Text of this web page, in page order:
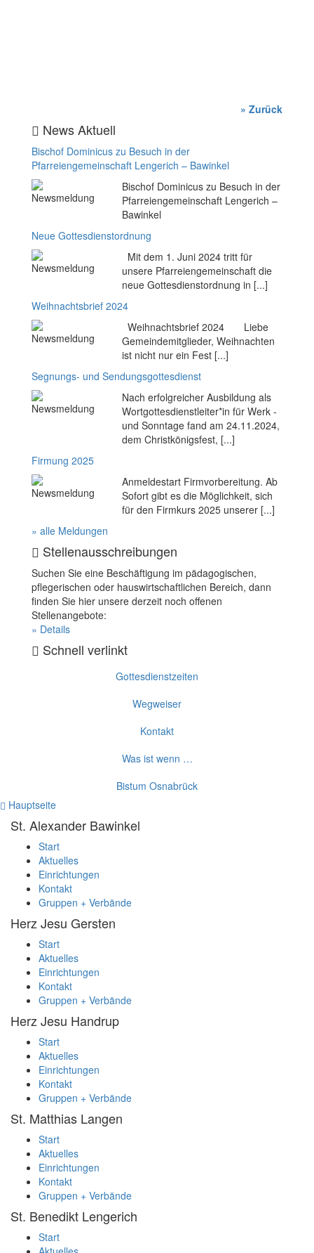
» Zurück
News Aktuell
Bischof Dominicus zu Besuch in der
Pfarreiengemeinschaft Lengerich – Bawinkel
Bischof Dominicus zu Besuch in der
Pfarreiengemeinschaft Lengerich –
Bawinkel
Neue Gottesdienstordnung
Mit dem 1. Juni 2024 tritt für
unsere Pfarreiengemeinschaft die
neue Gottesdienstordnung in [...]
Weihnachtsbrief 2024
Weihnachtsbrief 2024 Liebe
Gemeindemitglieder, Weihnachten
ist nicht nur ein Fest [...]
Segnungs- und Sendungsgottesdienst
Nach erfolgreicher Ausbildung als
Wortgottesdienstleiter*in für Werk -
und Sonntage fand am 24.11.2024,
dem Christkönigsfest, [...]
Firmung 2025
Anmeldestart Firmvorbereitung. Ab
Sofort gibt es die Möglichkeit, sich
für den Firmkurs 2025 unserer [...]
» alle Meldungen
Stellenausschreibungen
Suchen Sie eine Beschäftigung im pädagogischen,
pflegerischen oder hauswirtschaftlichen Bereich, dann
finden Sie hier unsere derzeit noch offenen
Stellenangebote:
» Details
Schnell verlinkt
Gottesdienstzeiten
Wegweiser
Kontakt
Was ist wenn …
Bistum Osnabrück
Hauptseite
St. Alexander Bawinkel
Start
Aktuelles
Einrichtungen
Kontakt
Gruppen + Verbände
Herz Jesu Gersten
Start
Aktuelles
Einrichtungen
Kontakt
Gruppen + Verbände
Herz Jesu Handrup
Start
Aktuelles
Einrichtungen
Kontakt
Gruppen + Verbände
St. Matthias Langen
Start
Aktuelles
Einrichtungen
Kontakt
Gruppen + Verbände
St. Benedikt Lengerich
Start